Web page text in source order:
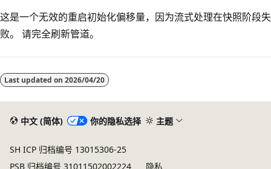
这是一个无效的重启初始化偏移量，因为流式处理在快照阶段失
败。 请完全刷新管道。
模
式
Last updated on 2026/04/20
中文 (简体) 你的隐私选择 主题
SH ICP 归档编号 13015306-25
PSB 归档编号 31011502002224
隐私